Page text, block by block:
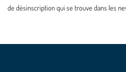
de désinscription qui se trouve dans les